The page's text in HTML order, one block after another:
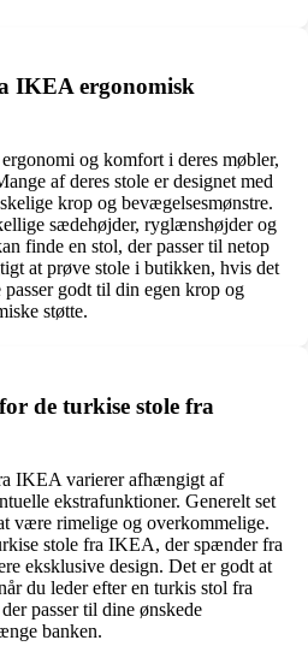
IKEA ergonomisk
og komfort i deres møbler,
af deres stole er designet med
krop og bevægelsesmønstre.
sædehøjder, ryglænshøjder og
finde en stol, der passer til netop
at prøve stole i butikken, hvis det
godt til din egen krop og
støtte.
de turkise stole fra
IKEA varierer afhængigt af
ekstrafunktioner. Generelt set
være rimelige og overkommelige.
stole fra IKEA, der spænder fra
eksklusive design. Det er godt at
du leder efter en turkis stol fra
passer til dine ønskede
banken.